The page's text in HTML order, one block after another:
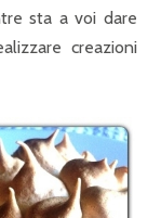
sta a voi dare
creazioni